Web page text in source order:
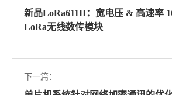
新品LoRa611II：宽电压 & 高速率
LoRa无线数传模块
下一篇：